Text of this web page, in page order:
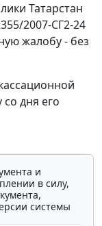
Татарстан
2007-СГ2-24
жалобу - без
дня его
и
в силу,
системы